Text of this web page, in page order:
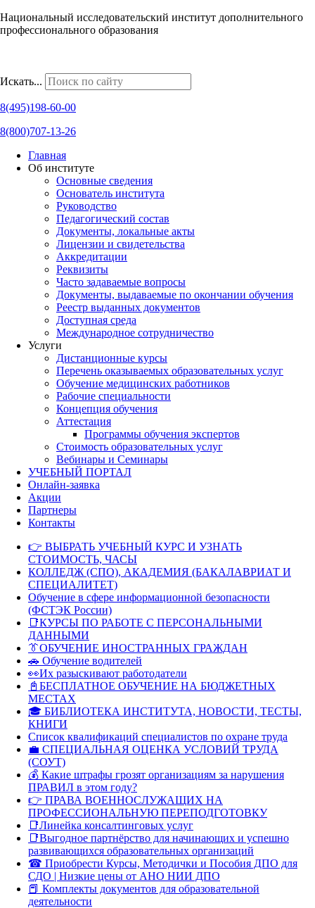
Национальный исследовательский институт дополнительного
профессионального образования
Искать...
8(495)198-60-00
8(800)707-13-26
Главная
Об институте
Основные сведения
Основатель института
Руководство
Педагогический состав
Документы, локальные акты
Лицензии и свидетельства
Аккредитации
Реквизиты
Часто задаваемые вопросы
Документы, выдаваемые по окончании обучения
Реестр выданных документов
Доступная среда
Международное сотрудничество
Услуги
Дистанционные курсы
Перечень оказываемых образовательных услуг
Обучение медицинских работников
Рабочие специальности
Концепция обучения
Аттестация
Программы обучения экспертов
Стоимость образовательных услуг
Вебинары и Семинары
УЧЕБНЫЙ ПОРТАЛ
Онлайн-заявка
Акции
Партнеры
Контакты
👉 ВЫБРАТЬ УЧЕБНЫЙ КУРС И УЗНАТЬ
СТОИМОСТЬ, ЧАСЫ
КОЛЛЕДЖ (СПО), АКАДЕМИЯ (БАКАЛАВРИАТ И
СПЕЦИАЛИТЕТ)
Обучение в сфере информационной безопасности
(ФСТЭК России)
📑КУРСЫ ПО РАБОТЕ С ПЕРСОНАЛЬНЫМИ
ДАННЫМИ
👔ОБУЧЕНИЕ ИНОСТРАННЫХ ГРАЖДАН
🚗 Обучение водителей
👀Их разыскивают работодатели
📓БЕСПЛАТНОЕ ОБУЧЕНИЕ НА БЮДЖЕТНЫХ
МЕСТАХ
🎓 БИБЛИОТЕКА ИНСТИТУТА, НОВОСТИ, ТЕСТЫ,
КНИГИ
Список квалификаций специалистов по охране труда
💼 СПЕЦИАЛЬНАЯ ОЦЕНКА УСЛОВИЙ ТРУДА
(СОУТ)
💰 Какие штрафы грозят организациям за нарушения
ПРАВИЛ в этом году?
👉 ПРАВА ВОЕННОСЛУЖАЩИХ НА
ПРОФЕССИОНАЛЬНУЮ ПЕРЕПОДГОТОВКУ
📑Линейка консалтинговых услуг
📑Выгодное партнёрство для начинающих и успешно
развивающихся образовательных организаций
☎ Приобрести Курсы, Методички и Пособия ДПО для
СДО | Низкие цены от АНО НИИ ДПО
📕 Комплекты документов для образовательной
деятельности